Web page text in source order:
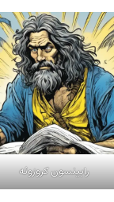
رابینسون کروزوئه